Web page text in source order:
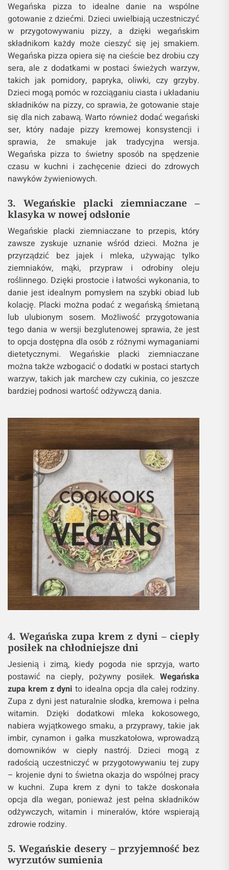
Wegańska pizza to idealne danie na wspólne
gotowanie z dziećmi. Dzieci uwielbiają uczestniczyć
w przygotowywaniu pizzy, a dzięki wegańskim
składnikom każdy może cieszyć się jej smakiem.
Wegańska pizza opiera się na cieście bez drobiu czy
sera, ale z dodatkami w postaci świeżych warzyw,
takich jak pomidory, papryka, oliwki, czy grzyby.
Dzieci mogą pomóc w rozciąganiu ciasta i układaniu
składników na pizzy, co sprawia, że gotowanie staje
się dla nich zabawą. Warto również dodać wegański
ser, który nadaje pizzy kremowej konsystencji i
sprawia, że smakuje jak tradycyjna wersja.
Wegańska pizza to świetny sposób na spędzenie
czasu w kuchni i zachęcenie dzieci do zdrowych
nawyków żywieniowych.
3. Wegańskie placki ziemniaczane –
klasyka w nowej odsłonie
Wegańskie placki ziemniaczane to przepis, który
zawsze zyskuje uznanie wśród dzieci. Można je
przyrządzić bez jajek i mleka, używając tylko
ziemniaków, mąki, przypraw i odrobiny oleju
roślinnego. Dzięki prostocie i łatwości wykonania, to
danie jest idealnym pomysłem na szybki obiad lub
kolację. Placki można podać z wegańską śmietaną
lub ulubionym sosem. Możliwość przygotowania
tego dania w wersji bezglutenowej sprawia, że jest
to opcja dostępna dla osób z różnymi wymaganiami
dietetycznymi. Wegańskie placki ziemniaczane
można także wzbogacić o dodatki w postaci startych
warzyw, takich jak marchew czy cukinia, co jeszcze
bardziej podnosi wartość odżywczą dania.
4. Wegańska zupa krem z dyni – ciepły
posiłek na chłodniejsze dni
Jesienią i zimą, kiedy pogoda nie sprzyja, warto
postawić na ciepły, pożywny posiłek.Wegańska
zupa krem z dyni to idealna opcja dla całej rodziny.
Zupa z dyni jest naturalnie słodka, kremowa i pełna
witamin. Dzięki dodatkowi mleka kokosowego,
nabiera wyjątkowego smaku, a przyprawy, takie jak
imbir, cynamon i gałka muszkatołowa, wprowadzą
domowników w ciepły nastrój. Dzieci mogą z
radością uczestniczyć w przygotowywaniu tej zupy
– krojenie dyni to świetna okazja do wspólnej pracy
w kuchni. Zupa krem z dyni to także doskonała
opcja dla wegan, ponieważ jest pełna składników
odżywczych, witamin i minerałów, które wspierają
zdrowie rodziny.
5. Wegańskie desery – przyjemność bez
wyrzutów sumienia